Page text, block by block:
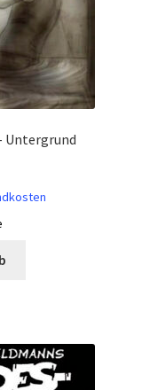
Untergrund